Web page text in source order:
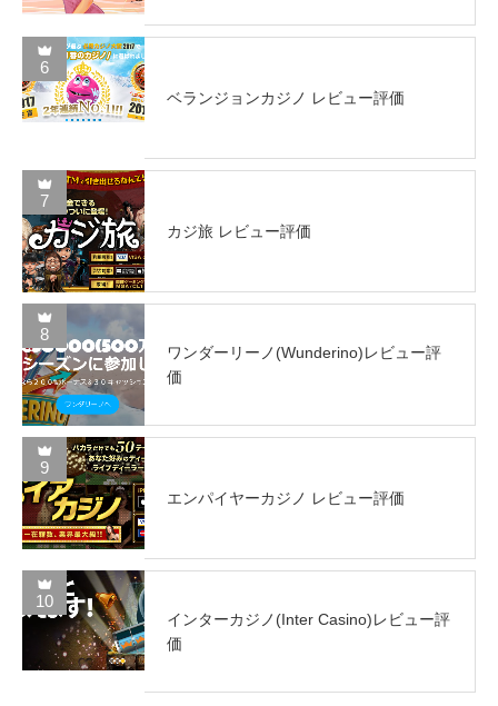
6
ベランジョンカジノ レビュー評価
7
カジ旅 レビュー評価
8
ワンダーリーノ(Wunderino)レビュー評
価
9
エンパイヤーカジノ レビュー評価
10
インターカジノ(Inter Casino)レビュー評
価